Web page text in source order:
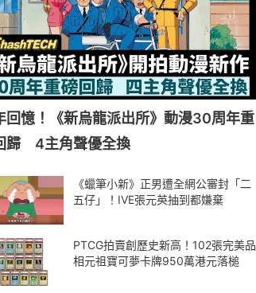
回憶！《新烏龍派出所》動漫30周年重
歸 4主角聲優全換
《蠟筆小新》正男遭全網公審封「二
五仔」！IVE張元英抽到都嫌棄
PTCG拍賣創歷史新高！102張完美品
相元祖寶可夢卡牌950萬港元落槌